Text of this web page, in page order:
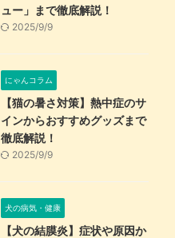
ュー」まで徹底解説！
2025/9/9
にゃんコラム
【猫の暑さ対策】熱中症のサ
インからおすすめグッズまで
徹底解説！
2025/9/9
犬の病気・健康
【犬の結膜炎】症状や原因か